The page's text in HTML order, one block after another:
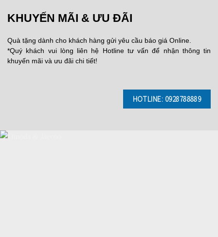
KHUYẾN MÃI & ƯU ĐÃI
Quà tặng dành cho khách hàng gửi yêu cầu báo giá Online.
*Quý khách vui lòng liên hệ Hotline tư vấn để nhận thông tin
khuyến mãi và ưu đãi chi tiết!
HOTLINE: 0928788889